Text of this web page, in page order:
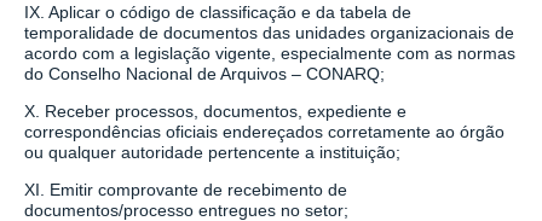
IX. Aplicar o código de classificação e da tabela de
temporalidade de documentos das unidades organizacionais de
acordo com a legislação vigente, especialmente com as normas
do Conselho Nacional de Arquivos – CONARQ;
X. Receber processos, documentos, expediente e
correspondências oficiais endereçados corretamente ao órgão
ou qualquer autoridade pertencente a instituição;
XI. Emitir comprovante de recebimento de
documentos/processo entregues no setor;